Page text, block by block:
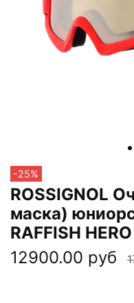
-25%
ROSSIGNOL
маска)
RAFFISH
12900.00 руб